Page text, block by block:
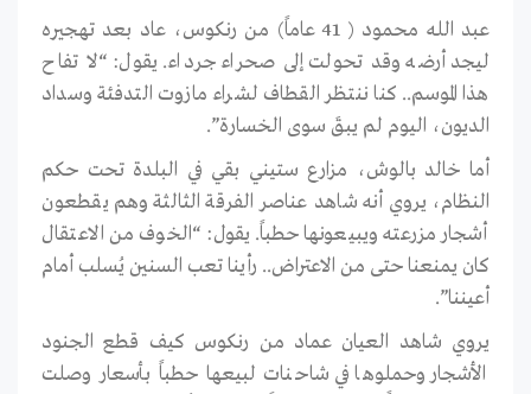
عبد الله محمود ( 41 عاماً) من رنكوس، عاد بعد تهجيره
ليجد أرضه وقد تحولت إلى صحراء جرداء. يقول: “لا تفاح
هذا الموسم.. كنا ننتظر القطاف لشراء مازوت التدفئة وسداد
الديون، اليوم لم يبقَ سوى الخسارة”.
أما خالد بالوش، مزارع ستيني بقي في البلدة تحت حكم
النظام، يروي أنه شاهد عناصر الفرقة الثالثة وهم يقطعون
أشجار مزرعته ويبيعونها حطباً. يقول: “الخوف من الاعتقال
كان يمنعنا حتى من الاعتراض.. رأينا تعب السنين يُسلب أمام
أعيننا”.
يروي شاهد العيان عماد من رنكوس كيف قطع الجنود
الأشجار وحملوها في شاحنات لبيعها حطباً بأسعار وصلت